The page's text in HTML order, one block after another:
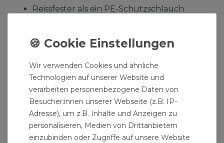
Reissfester als ein PE-Schutzschlauch
Schutzschlauch
Schlauchlänge: 10 Meter
Vlies-Schlauch hergestellt aus 100%
Kunststofffasern
Kaschiert mit einer strapazierfähigen,
wasserundurchlässigen PE-Folie als
Wir verwenden Cookies und ähnliche
Technologien auf unserer Website und
verarbeiten personenbezogene Daten von
Besucher:innen unserer Webseite (z.B. IP-
Adresse), um z.B. Inhalte und Anzeigen zu
personalisieren, Medien von Drittanbietern
einzubinden oder Zugriffe auf unsere Website